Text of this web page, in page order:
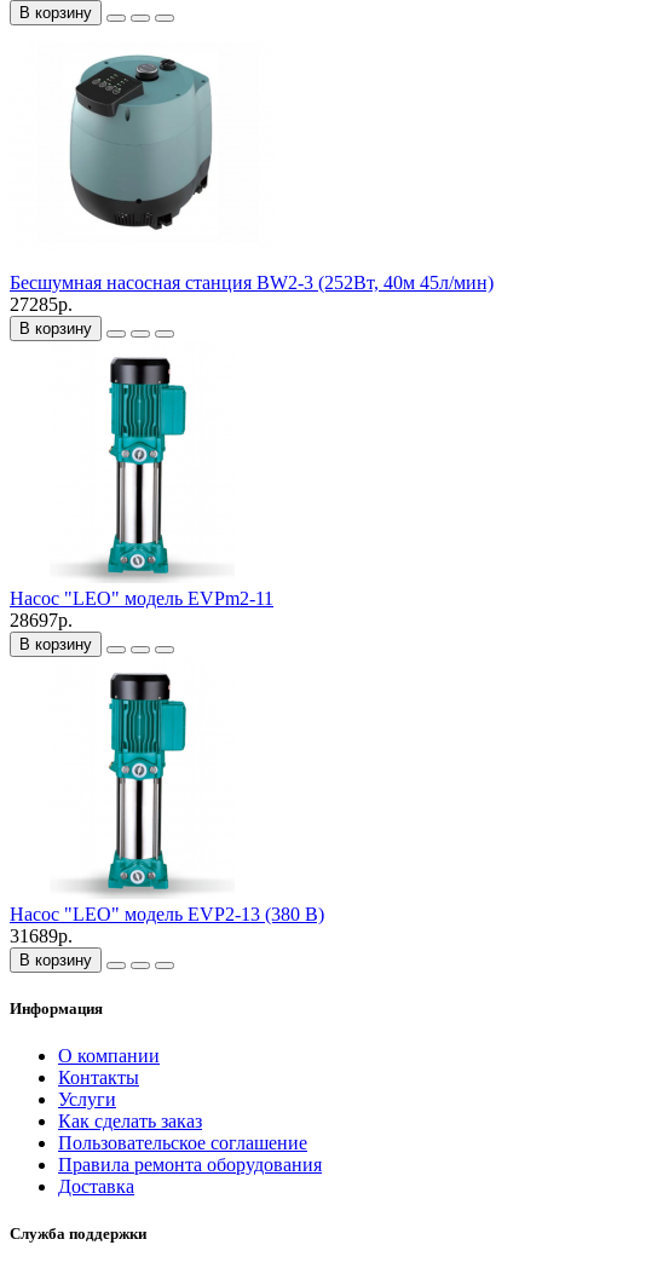
В корзину
Бесшумная насосная станция BW2-3 (252Вт, 40м 45л/мин)
27285р.
В корзину
Насос "LEO" модель EVPm2-11
28697р.
В корзину
Насос "LEO" модель EVP2-13 (380 В)
31689р.
В корзину
Информация
О компании
Контакты
Услуги
Как сделать заказ
Пользовательское соглашение
Правила ремонта оборудования
Доставка
Служба поддержки